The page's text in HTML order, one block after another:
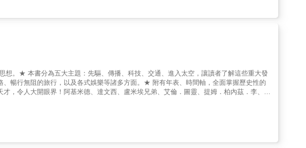
移民孩童到做出開創性研究的科學家，這段個人旅途能鼓舞人心。本書呼籲克服社會壁
國年輕移民，透過教育找到自身的人生旅途故事。本書必讀。 &mdash;&mdash;康朵麗
所長，美國第66任國務卿 & 這本令人驚嘆的書出自人工智能領域頂尖科學家手筆。讀者
進這個時代最重要的科學，一窺它的早期發展。本書所講的故事富有深刻的人性，其根源
艾德．卡特莫爾（Ed Catmull），皮克斯共同創辦人、《創意電力公司》作者
到人工智能關鍵夢想家的非凡軌跡，證明人類的力量與可能性。書中講述她為了發展人工
雷德．霍夫曼（Reid Hoffman），Linkedin和Inflection AI共同創辦人，《高
的電腦視覺研究員，她的工作為深度學習打開了大門。對於她協助釋放的人工智能技術，
，我們在這個歷史的關鍵時刻，必須採取行動並集體承擔責任。 &mdash;&mdash;傑佛
電腦科學教授 & 談人工智能、物理、數學、電腦、工程的書，怎麼會「好看」呢？ 李飛
可以讓少年對無窮宇宙探索的心沸騰。 &mdash;&mdash;龍應台，作家 & 李飛飛博士是
集ImageNet、和以人為本的AI等，全都是AI領域最前沿的重要工作。 她是AI 的佈道
&mdash;&mdash;李開復，創新工場董事長 全球好評推薦 艾德．卡特莫
。★ 本書分為五大主題：先驅、傳播、科技、交通、進入太空，讓讀者了解這些重大發
暢行無阻的旅行，以及各式娛樂等諸多方面。★ 附有年表、時間軸，全面掌握歷史性的
，令人大開眼界！阿基米德、達文西、盧米埃兄弟、艾倫．圖靈、提姆．柏內茲．李、萊
有許多驚人的發明，這些發明也協助塑造了當今世界，本書提及的各項發明與發明家，只
李奧納多．達文西設計直升機與降落傘、約翰尼斯．古騰堡創造了印刷書籍、詹姆士．瓦
力飛機、史蒂芬妮．克沃勒克研發比鋼鐵還強韌的克維拉纖維、提姆．柏內茲．李發明全